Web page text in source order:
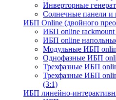
Инверторные
Солнечные панели и
ИБП Online (двойного
ИБП online rackmount
ИБП online
Модульные ИБП
Однофазные ИБП
Трехфазные ИБП
Трехфазные ИБП
(3:1)
ИБП линейно-